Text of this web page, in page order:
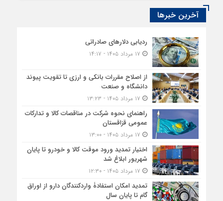
آخرین خبرها
ردیابی دلارهای صادراتی
از اصلاح مقررات بانکی و ارزی تا تقویت پیوند
دانشگاه و صنعت
راهنمای نحوه شرکت در مناقصات کالا و تدارکات
عمومی قزاقستان
اختیار تمدید ورود موقت کالا و خودرو تا پایان
شهریور ابلاغ شد
تمدید امکان استفادۀ واردکنندگان دارو از اوراق
گام تا پایان سال